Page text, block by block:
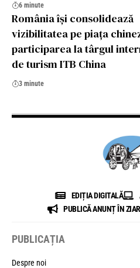
6 minute
România își consolidează
vizibilitatea pe piața
participarea la târgul
de turism ITB China
3 minute
EDIȚIA DIGITALĂ
PUBLICĂ ANUNȚ ÎN ZIAR
PUBLICAȚIA
Despre noi